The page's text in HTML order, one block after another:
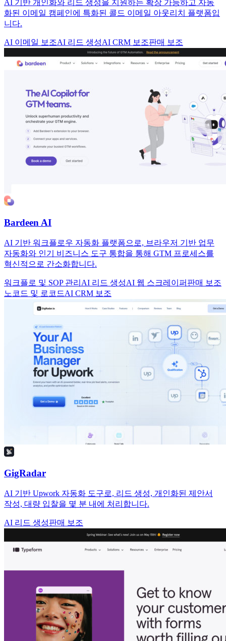
AI 기반 개인화와 리드 생성을 지원하는 확장 가능하고 자동
화된 이메일 캠페인에 특화된 콜드 이메일 아웃리치 플랫폼입
니다.
AI 이메일 보조AI 리드 생성AI CRM 보조판매 보조
Bardeen AI
AI 기반 워크플로우 자동화 플랫폼으로, 브라우저 기반 업무
자동화와 인기 비즈니스 도구 통합을 통해 GTM 프로세스를
혁신적으로 간소화합니다.
워크플로 및 SOP 관리 AI 리드 생성AI 웹 스크레이퍼 판매 보조
노코드 및 로코드AI CRM 보조
GigRadar
AI 기반 Upwork 자동화 도구로, 리드 생성, 개인화된 제안서
작성, 대량 입찰을 몇 분 내에 처리합니다.
AI 리드 생성판매 보조